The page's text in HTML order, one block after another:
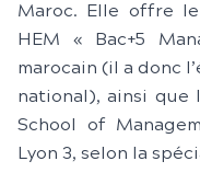
Maroc. Elle offre
HEM « Bac+5
marocain (il a donc
national), ainsi que
School of
Lyon 3, selon la